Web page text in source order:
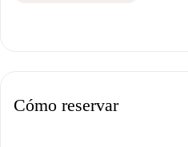
Cómo reservar